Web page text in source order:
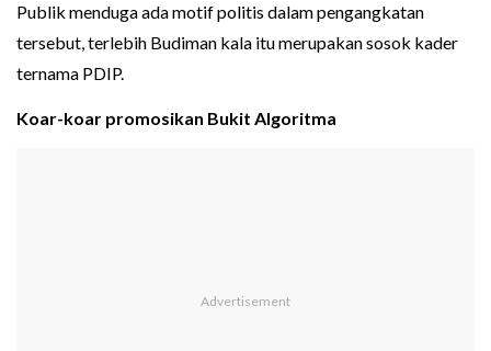
Publik menduga ada motif politis dalam pengangkatan
tersebut, terlebih Budiman kala itu merupakan sosok kader
ternama PDIP.
Koar-koar promosikan Bukit Algoritma